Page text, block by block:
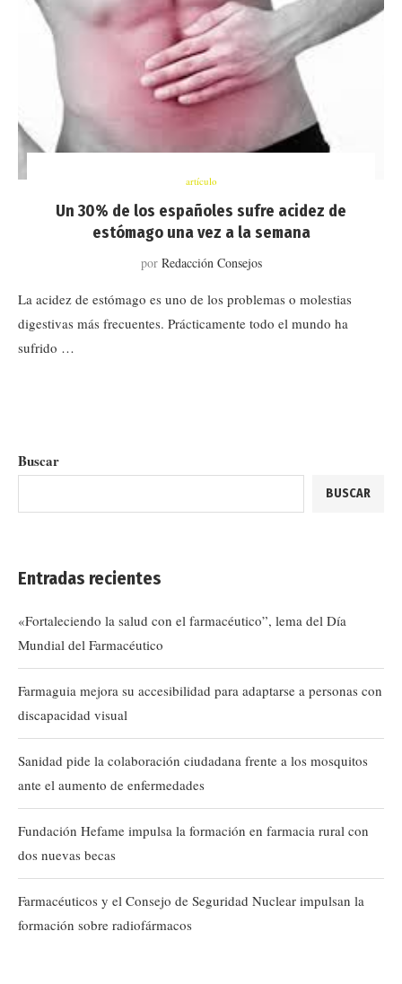
artículo
Un 30% de los españoles sufre acidez de
estómago una vez a la semana
por Redacción Consejos
La acidez de estómago es uno de los problemas o molestias
digestivas más frecuentes. Prácticamente todo el mundo ha
sufrido …
Buscar
BUSCAR
Entradas recientes
«Fortaleciendo la salud con el farmacéutico”, lema del Día
Mundial del Farmacéutico
Farmaguia mejora su accesibilidad para adaptarse a personas con
discapacidad visual
Sanidad pide la colaboración ciudadana frente a los mosquitos
ante el aumento de enfermedades
Fundación Hefame impulsa la formación en farmacia rural con
dos nuevas becas
Farmacéuticos y el Consejo de Seguridad Nuclear impulsan la
formación sobre radiofármacos